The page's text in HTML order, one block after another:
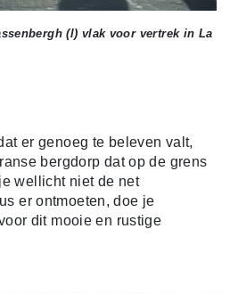
(l) vlak voor vertrek in La
er genoeg te beleven valt,
bergdorp dat op de grens
wellicht niet de net
er ontmoeten, doe je
dit mooie en rustige